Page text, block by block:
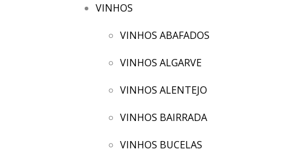
VINHOS
VINHOS ABAFADOS
VINHOS ALGARVE
VINHOS ALENTEJO
VINHOS BAIRRADA
VINHOS BUCELAS